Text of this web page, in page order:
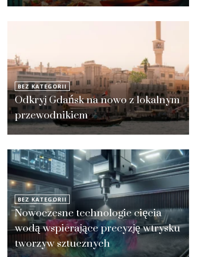
BEZ KATEGORII
Odkryj Gdańsk na nowo z lokalnym
przewodnikiem
BEZ KATEGORII
Nowoczesne technologie cięcia
wodą wspierające precyzję wtrysku
tworzyw sztucznych